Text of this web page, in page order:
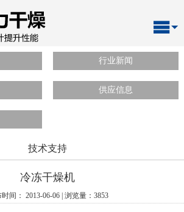
行业新闻
供应信息
技术支持
冷冻干燥机
时间： 2013-06-06 | 浏览量：3853